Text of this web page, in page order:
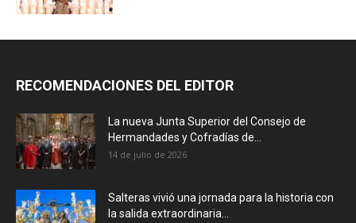
RECOMENDACIONES DEL EDITOR
La nueva Junta Superior del Consejo de
Hermandades y Cofradías de...
14 de julio de 2026
Salteras vivió una jornada para la historia con
la salida extraordinaria...